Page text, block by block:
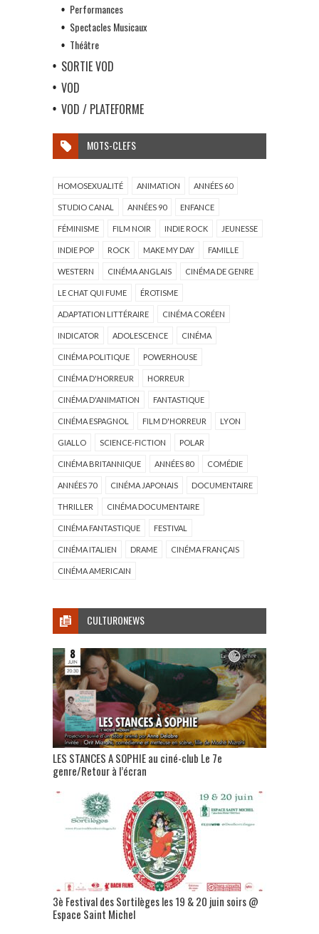
Performances
Spectacles Musicaux
Théâtre
SORTIE VOD
VOD
VOD / PLATEFORME
MOTS-CLEFS
HOMOSEXUALITÉ ANIMATION ANNÉES 60
STUDIO CANAL ANNÉES 90 ENFANCE
FÉMINISME FILM NOIR INDIE ROCK JEUNESSE
INDIE POP ROCK MAKE MY DAY FAMILLE
WESTERN CINÉMA ANGLAIS CINÉMA DE GENRE
LE CHAT QUI FUME ÉROTISME
ADAPTATION LITTÉRAIRE CINÉMA CORÉEN
INDICATOR ADOLESCENCE CINÉMA
CINÉMA POLITIQUE POWERHOUSE
CINÉMA D'HORREUR HORREUR
CINÉMA D'ANIMATION FANTASTIQUE
CINÉMA ESPAGNOL FILM D'HORREUR LYON
GIALLO SCIENCE-FICTION POLAR
CINÉMA BRITANNIQUE ANNÉES 80 COMÉDIE
ANNÉES 70 CINÉMA JAPONAIS DOCUMENTAIRE
THRILLER CINÉMA DOCUMENTAIRE
CINÉMA FANTASTIQUE FESTIVAL
CINÉMA ITALIEN DRAME CINÉMA FRANÇAIS
CINÉMA AMERICAIN
CULTURONEWS
LES STANCES A SOPHIE au ciné-club Le 7e
genre/Retour à l’écran
3è Festival des Sortilèges les 19 & 20 juin soirs @
Espace Saint Michel